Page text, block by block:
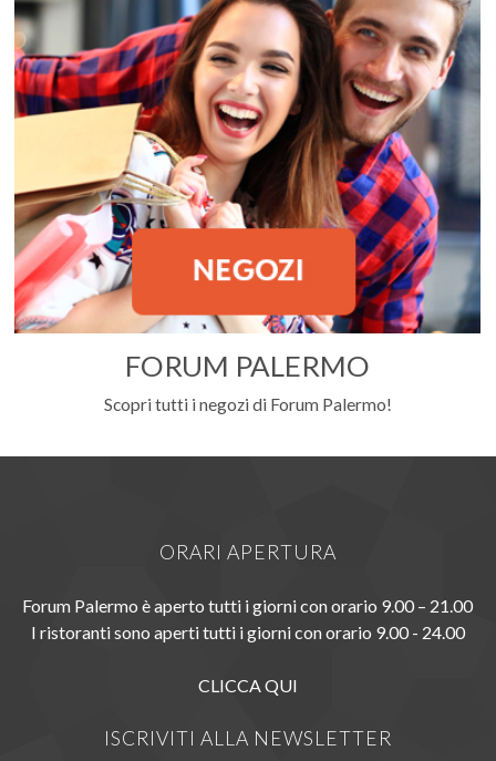
FORUM PALERMO
Scopri tutti i negozi di Forum Palermo!
ORARI APERTURA
Forum Palermo è aperto tutti i giorni con orario 9.00 – 21.00
I ristoranti sono aperti tutti i giorni con orario 9.00 - 24.00
CLICCA QUI
ISCRIVITI ALLA NEWSLETTER